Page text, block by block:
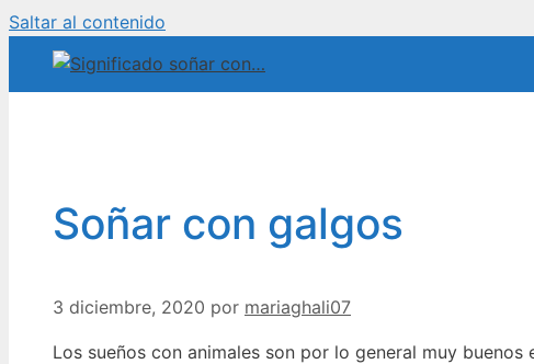
Saltar al contenido
Soñar con galgos
3 diciembre, 2020 por mariaghali07
Los sueños con animales son por lo general muy